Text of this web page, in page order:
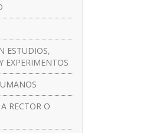
ESTUDIOS,
EXPERIMENTOS
RECTOR O